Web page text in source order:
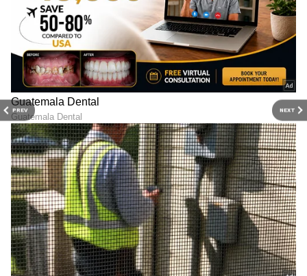
PREV NEXT
ಸುದ್ದಿಲೋಕದಲ್ಲಿ ರಾಜಕೀಯ, ದೇಶ, ಜ್ಯೋತಿಷ್ಯ, ಜೀವನಶೈಲಿ,
ವಾಣಿಜ್ಯ, ಕ್ರೈಂ ಸುದ್ದಿಗಳಲ್ಲಿ ಆಸಕ್ತಿ.
ವೈರಲ್ ಸುದ್ದಿ ಭಾರತ ಸುದ್ದಿ ವೈರಲ್ ವಿಡಿಯೋ